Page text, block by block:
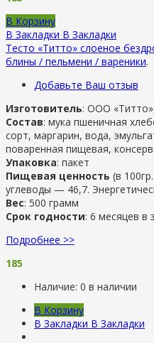
В Корзину
В Закладки В Закладки
Тесто «Титто» слоеное
блины / пельмени / вареники.
Добавьте Ваш отзыв
Изготовитель: ООО
Состав: мука пшеничная
сорт, маргарин, вода,
поваренная пищевая,
Упаковка: пакет
Пищевая ценность (в
углеводы — 46,7.
Вес: 500 грамм
Срок годности: 6 месяцев в
Подробнее >>
185
Наличие: 0 в наличии
В Корзину
В Закладки В Закладки